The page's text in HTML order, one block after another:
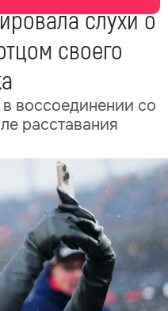
слухи о
своего
воссоединении со
расставания